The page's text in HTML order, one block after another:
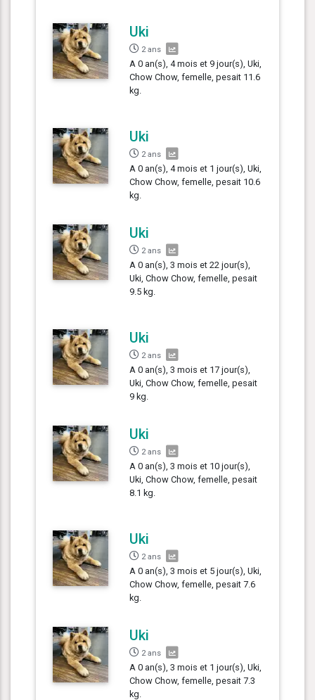
Uki
2 ans
A 0 an(s), 4 mois et 9 jour(s), Uki,
Chow Chow, femelle, pesait 11.6
kg.
Uki
2 ans
A 0 an(s), 4 mois et 1 jour(s), Uki,
Chow Chow, femelle, pesait 10.6
kg.
Uki
2 ans
A 0 an(s), 3 mois et 22 jour(s),
Uki, Chow Chow, femelle, pesait
9.5 kg.
Uki
2 ans
A 0 an(s), 3 mois et 17 jour(s),
Uki, Chow Chow, femelle, pesait
9 kg.
Uki
2 ans
A 0 an(s), 3 mois et 10 jour(s),
Uki, Chow Chow, femelle, pesait
8.1 kg.
Uki
2 ans
A 0 an(s), 3 mois et 5 jour(s), Uki,
Chow Chow, femelle, pesait 7.6
kg.
Uki
2 ans
A 0 an(s), 3 mois et 1 jour(s), Uki,
Chow Chow, femelle, pesait 7.3
kg.